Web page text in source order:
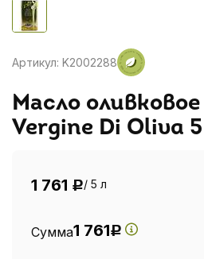
Артикул: K2002288
Масло
Vergine Di Oliva
1 761 Р/ 5 л
Сумма1 761Р